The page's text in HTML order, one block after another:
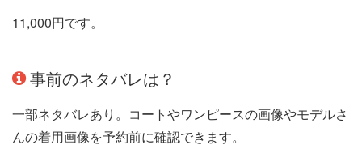
11,000円です。
事前のネタバレは？
一部ネタバレあり。コートやワンピースの画像やモデルさ
んの着用画像を予約前に確認できます。